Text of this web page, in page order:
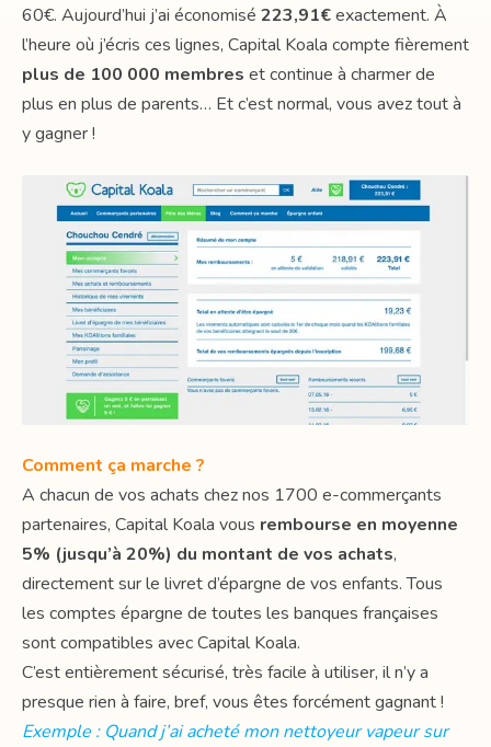
60€. Aujourd’hui j’ai économisé 223,91€exactement. À
l’heure où j’écris ces lignes, Capital Koala compte fièrement
plus de 100 000 membres et continue à charmer de
plus en plus de parents… Et c’est normal, vous avez tout à
y gagner !
Comment ça marche ?
A chacun de vos achats chez nos 1700 e-commerçants
partenaires, Capital Koala vous rembourse en moyenne
5% (jusqu’à 20%) du montant de vos achats,
directement sur le livret d’épargne de vos enfants. Tous
les comptes épargne de toutes les banques françaises
sont compatibles avec Capital Koala.
C’est entièrement sécurisé, très facile à utiliser, il n’y a
presque rien à faire, bref, vous êtes forcément gagnant !
Exemple : Quand j’ai acheté mon nettoyeur vapeur sur